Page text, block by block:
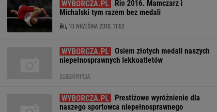
Rio 2016. Mamczarz i
Michalski tym razem bez medali
iki, 10 WRZEŚNIA 2016, 11:52
Osiem złotych medali naszych
niepełnosprawnych lekkoatletów
SUBSKRYPCJA
Prestiżowe wyróżnienie dla
naszego sportowca niepełnosprawnego